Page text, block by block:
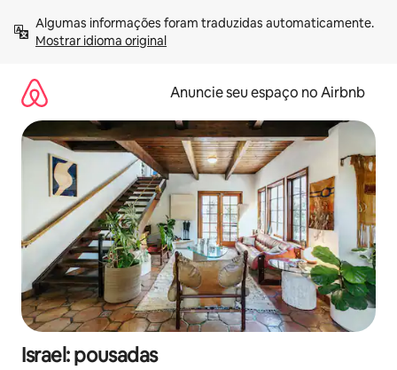
para
Mostrar idioma original
Anuncie seu espaço no Airbnb
Israel: pousadas